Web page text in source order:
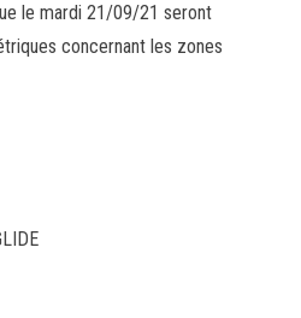
le mardi 21/09/21 seront
concernant les zones